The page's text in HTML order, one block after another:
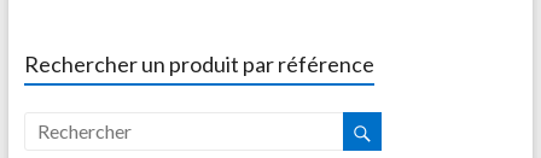
Rechercher un produit par référence